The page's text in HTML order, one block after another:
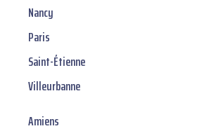
Nancy
Paris
Saint-Étienne
Villeurbanne
Amiens